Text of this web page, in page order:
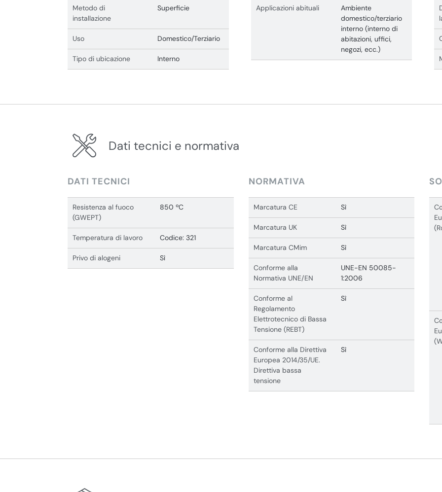
Metodo di
installazione
Superficie
Uso Domestico/Terziario
Tipo di ubicazione Interno
Applicazioni abituali
Ambiente
domestico/terziario
interno (interno di
abitazioni, uffici,
negozi, ecc.)
Dati tecnici e normativa
DATI TECNICI
Resistenza al fuoco
(GWEPT)
850 ºC
Temperatura di lavoro Codice: 321
Privo di alogeni Sì
NORMATIVA
Marcatura CE Sì
Marcatura UK Sì
Marcatura CMim Sì
Conforme alla
Normativa UNE/EN
UNE-EN 50085-
1:2006
Conforme al
Regolamento
Elettrotecnico di Bassa
Tensione (REBT)
Sì
Conforme alla Direttiva
Europea 2014/35/UE.
Direttiva bassa
tensione
Sì